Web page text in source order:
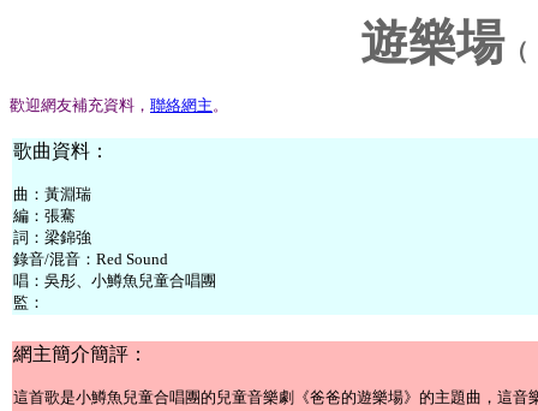
遊樂場（
歡迎網友補充資料， 聯絡網主。
歌曲資料：
曲：黃淵瑞
編：張騫
詞：梁錦強
錄音/混音：Red Sound
唱：吳彤、小鱒魚兒童合唱團
監：
網主簡介簡評：
這首歌是小鱒魚兒童合唱團的兒童音樂劇《爸爸的遊樂場》的主題曲，這音